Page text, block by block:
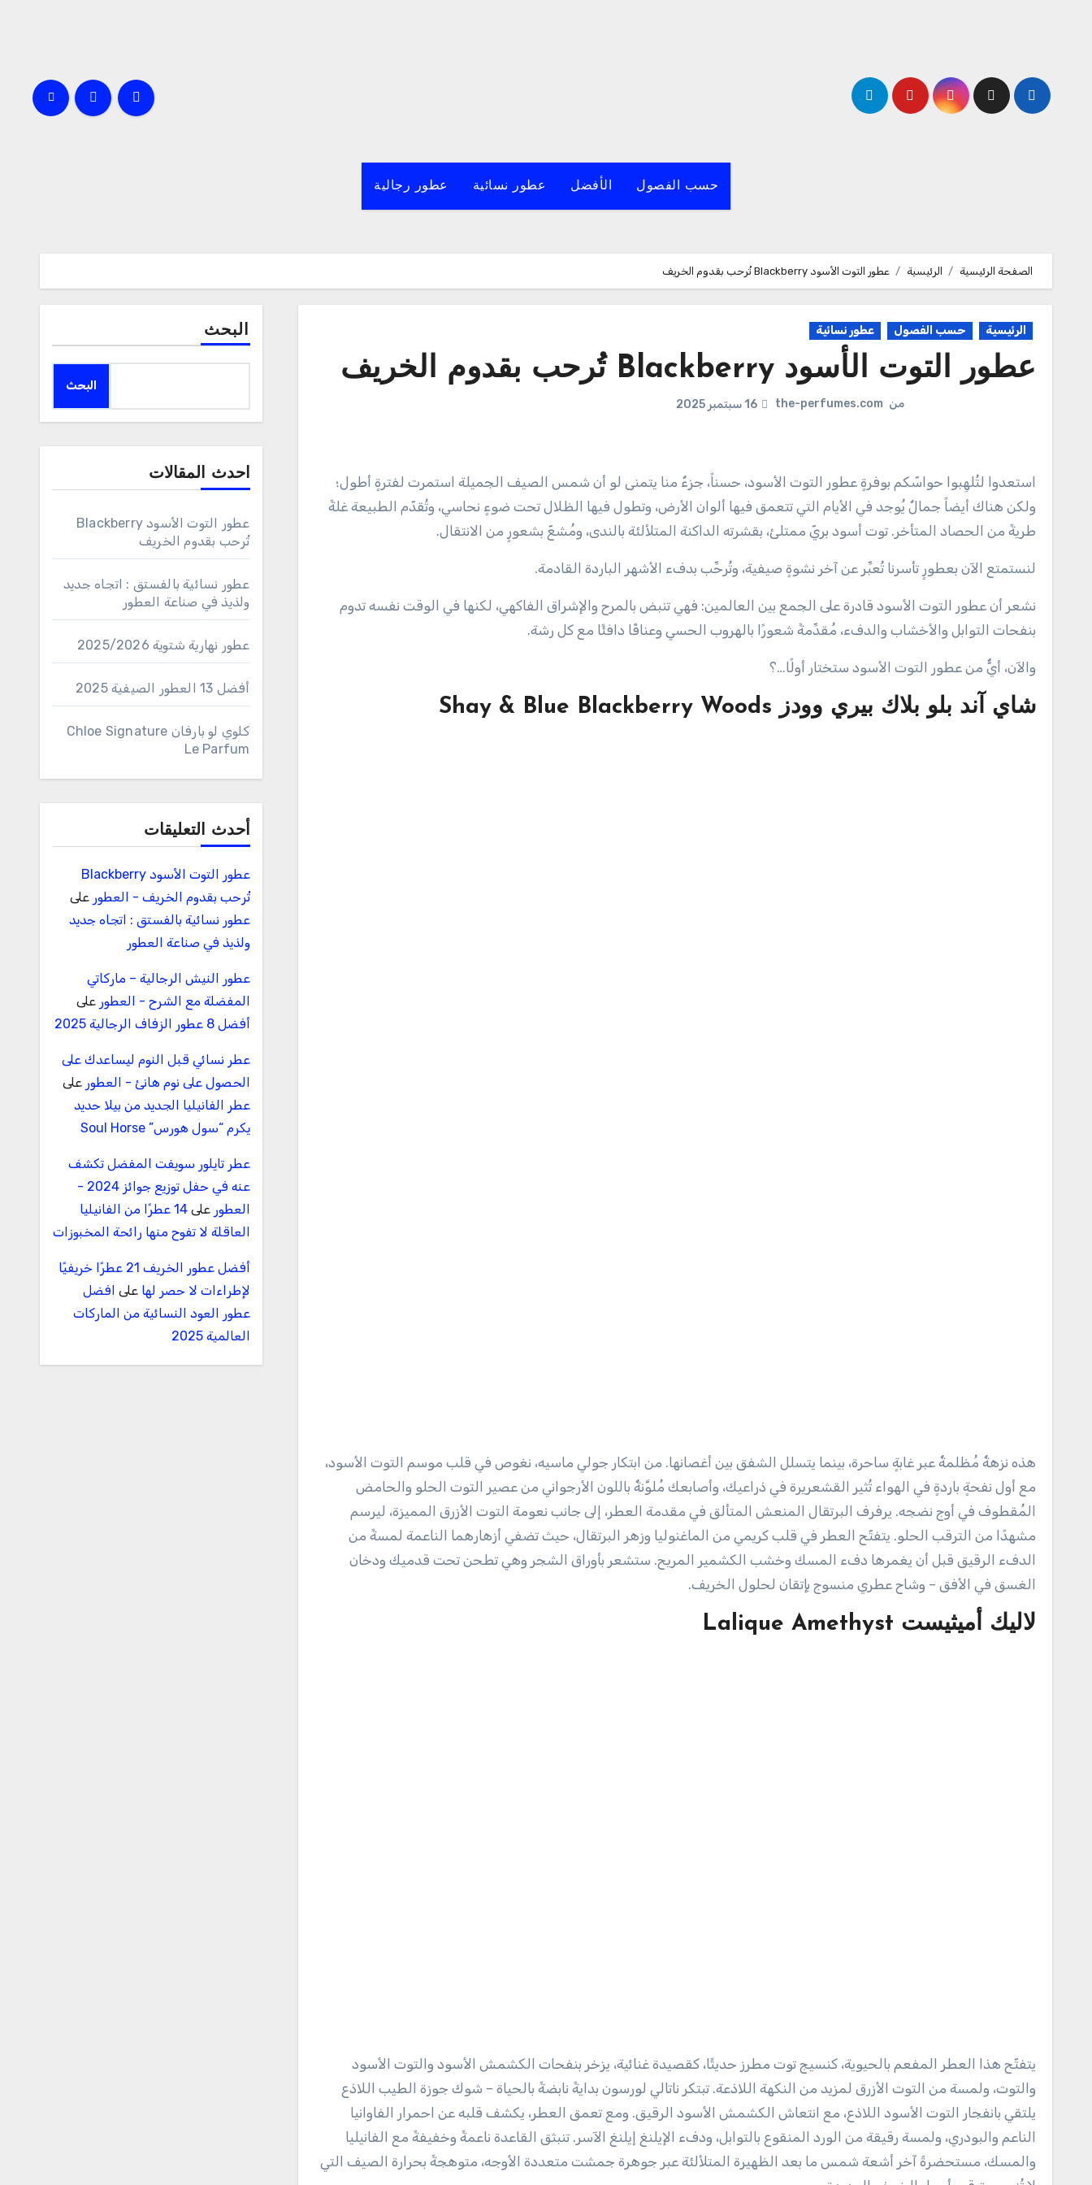
حسب الفصول الأفضل عطور نسائية عطور رجالية
الصفحة الرئيسية الرئيسية عطور التوت الأسود Blackberry تُرحب بقدوم الخريف
الرئيسية حسب الفصول عطور نسائية
عطور التوت الأسود Blackberry تُرحب بقدوم الخريف
من the-perfumes.com 16 سبتمبر 2025
ولكن هناك أيضاً جمالٌ يُوجد في الأيام التي تتعمق فيها ألوان الأرض، وتطول فيها الظلال تحت ضوءٍ نحاسي، وتُقدّم الطبيعة غلةً
طريةً من الحصاد المتأخر. توت أسود بريّ ممتلئ، بقشرته الداكنة المتلألئة بالندى، ومُشعّ بشعورٍ من الانتقال.
لنستمتع الآن بعطورٍ تأسرنا تُعبِّر عن آخر نشوةٍ صيفية، وتُرحِّب بدفء الأشهر الباردة القادمة.
نشعر أن عطور التوت الأسود قادرة على الجمع بين العالمين: فهي تنبض بالمرح والإشراق الفاكهي، لكنها في الوقت نفسه تدوم
بنفحات التوابل والأخشاب والدفء، مُقدِّمةً شعورًا بالهروب الحسي وعناقًا دافئًا مع كل رشة.
والآن، أيٌّ من عطور التوت الأسود ستختار أولًا…؟
شاي آند بلو بلاك بيري وودز Shay & Blue Blackberry Woods
هذه نزهةٌ مُظلمةٌ عبر غابةٍ ساحرة، بينما يتسلل الشفق بين أغصانها. من ابتكار جولي ماسيه، نغوص في قلب موسم التوت الأسود،
مع أول نفحةٍ باردةٍ في الهواء تُثير القشعريرة في ذراعيك، وأصابعك مُلوَّنةٌ باللون الأرجواني من عصير التوت الحلو والحامض
المُقطوف في أوج نضجه. يرفرف البرتقال المنعش المتألق في مقدمة العطر، إلى جانب نعومة التوت الأزرق المميزة، ليرسم
مشهدًا من الترقب الحلو. يتفتّح العطر في قلب كريمي من الماغنوليا وزهر البرتقال، حيث تضفي أزهارهما الناعمة لمسةً من
الدفء الرقيق قبل أن يغمرها دفء المسك وخشب الكشمير المريح. ستشعر بأوراق الشجر وهي تطحن تحت قدميك ودخان
الغسق في الأفق – وشاح عطري منسوج بإتقان لحلول الخريف.
لاليك أميثيست Lalique Amethyst
يتفتّح هذا العطر المفعم بالحيوية، كنسيج توت مطرز حديثًا، كقصيدة غنائية، يزخر بنفحات الكشمش الأسود والتوت الأسود
والتوت، ولمسة من التوت الأزرق لمزيد من النكهة اللاذعة. تبتكر ناتالي لورسون بدايةً نابضةً بالحياة – شوك جوزة الطيب اللاذع
يلتقي بانفجار التوت الأسود اللاذع، مع انتعاش الكشمش الأسود الرقيق. ومع تعمق العطر، يكشف قلبه عن احمرار الفاوانيا
الناعم والبودري، ولمسة رقيقة من الورد المنقوع بالتوابل، ودفء الإيلنغ إيلنغ الآسر. تنبثق القاعدة ناعمةً وخفيفةً مع الفانيليا
والمسك، مستحضرةً آخر أشعة شمس ما بعد الظهيرة المتلألئة عبر جوهرة جمشت متعددة الأوجه، متوهجةً بحرارة الصيف التي
البحث
البحث
احدث المقالات
عطور التوت الأسود Blackberry
تُرحب بقدوم الخريف
عطور نسائية بالفستق : اتجاه جديد
ولذيذ في صناعة العطور
عطور نهارية شتوية 2025/2026
أفضل 13 العطور الصيفية 2025
كلوي لو بارفان Chloe Signature
Le Parfum
أحدث التعليقات
عطور التوت الأسود Blackberry
تُرحب بقدوم الخريف - العطور على
عطور نسائية بالفستق : اتجاه جديد
ولذيذ في صناعة العطور
عطور النيش الرجالية – ماركاتي
المفضلة مع الشرح - العطور على
أفضل 8 عطور الزفاف الرجالية 2025
عطر نسائي قبل النوم ليساعدك على
الحصول على نوم هانئ - العطور على
عطر الفانيليا الجديد من بيلا حديد
يكرم “سول هورس” Soul Horse
عطر تايلور سويفت المفضل تكشف
عنه في حفل توزيع جوائز 2024 -
العطور على
14 عطرًا من الفانيليا
العاقلة لا تفوح منها رائحة المخبوزات
أفضل عطور الخريف 21 عطرًا خريفيًا
لإطراءات لا حصر لها على افضل
عطور العود النسائية من الماركات
العالمية 2025